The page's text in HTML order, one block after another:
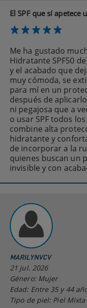
El SPF que sí apetece
Me ha gustado
Hidratante SPF50
y el acabado que
muy cómoda, se
para mí en un
después de
ni pegajosa que a
o usar SPF todos
combine alta
hidratante y
de incorporar a la
quienes buscan un
invisible y con
MARILYNVCV
21 jul. 2026
Género: Mujer
Edad: Entre 35 y 44
Tipo de piel: Piel Mixta